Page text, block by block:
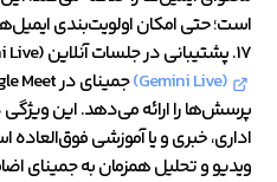
است؛ حتی امکان اولویت‌بندی
17. پشتیبانی در جلسات آنلاین (Gemini Live)
(Gemini Live)
پرسش‌ها را ارائه می‌دهد. این ویژگی
اداری، خبری و یا آموزشی
ویدیو و تحلیل همزمان به جمینای